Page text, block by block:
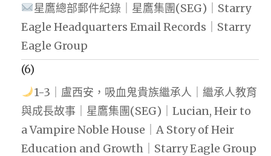
星鷹總部郵件紀錄｜星鷹集團(SEG)｜Starry
Eagle Headquarters Email Records｜Starry
Eagle Group
(6)
1-3｜盧西安，吸血鬼貴族繼承人｜繼承人教育
與成長故事｜星鷹集團(SEG)｜Lucian, Heir to
a Vampire Noble House｜A Story of Heir
Education and Growth｜Starry Eagle Group